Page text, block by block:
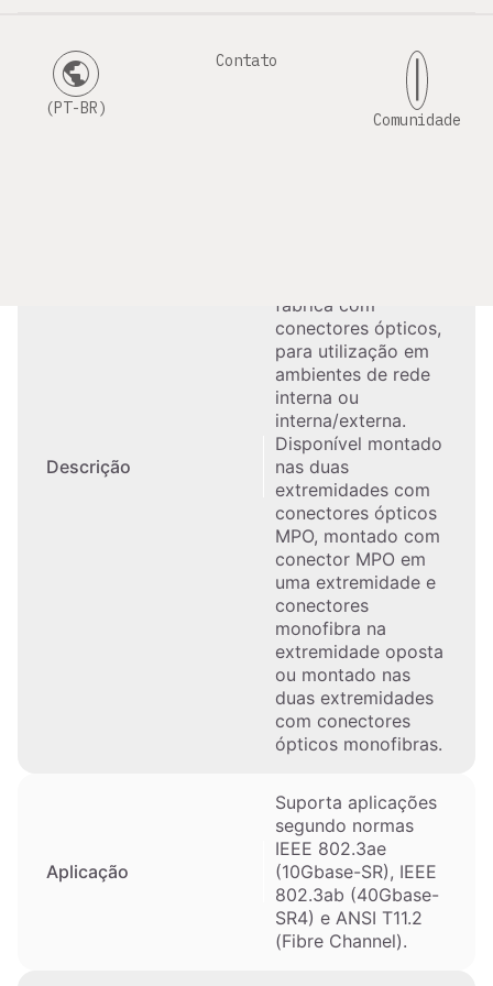
public
(PT-BR)
Contato
Comunidade
Especificação Técnica
Descrição
fábrica com
conectores ópticos,
para utilização em
ambientes de rede
interna ou
interna/externa.
Disponível montado
nas duas
extremidades com
conectores ópticos
MPO, montado com
conector MPO em
uma extremidade e
conectores
monofibra na
extremidade oposta
ou montado nas
duas extremidades
com conectores
ópticos monofibras.
Aplicação
Suporta aplicações
segundo normas
IEEE 802.3ae
(10Gbase-SR), IEEE
802.3ab (40Gbase-
SR4) e ANSI T11.2
(Fibre Channel).